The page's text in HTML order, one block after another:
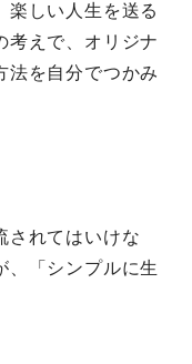
楽しい人生を送る
考えで、オリジナ
法を自分でつかみ
されてはいけな
、「シンプルに生